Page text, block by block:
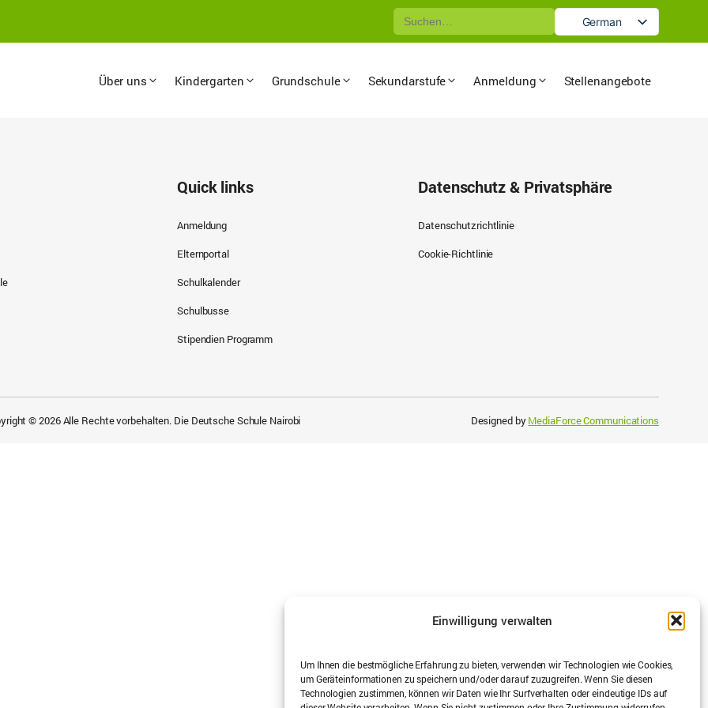
Einwilligung verwalten
Um Ihnen die bestmögliche Erfahrung zu bieten, verwenden wir Technologien wie Cookies,
um Geräteinformationen zu speichern und/oder darauf zuzugreifen. Wenn Sie diesen
Technologien zustimmen, können wir Daten wie Ihr Surfverhalten oder eindeutige IDs auf
Suche
nach:
German
Über uns Kindergarten Grundschule Sekundarstufe Anmeldung Stellenangebote
Quick links
Anmeldung
Elternportal
Schulkalender
Schulbusse
Stipendien Programm
Datenschutz & Privatsphäre
Datenschutzrichtlinie
Cookie-Richtlinie
© 2026 Alle Rechte vorbehalten. Die Deutsche Schule Nairobi Designed byMediaForce Communications